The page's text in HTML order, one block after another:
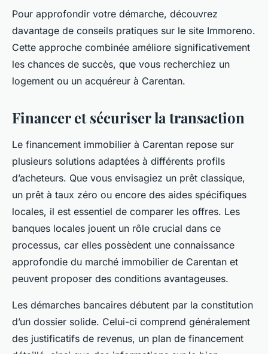
Pour approfondir votre démarche, découvrez
davantage de conseils pratiques sur le site Immoreno.
Cette approche combinée améliore significativement
les chances de succès, que vous recherchiez un
logement ou un acquéreur à Carentan.
Financer et sécuriser la transaction
Le financement immobilier à Carentan repose sur
plusieurs solutions adaptées à différents profils
d’acheteurs. Que vous envisagiez un prêt classique,
un prêt à taux zéro ou encore des aides spécifiques
locales, il est essentiel de comparer les offres. Les
banques locales jouent un rôle crucial dans ce
processus, car elles possèdent une connaissance
approfondie du marché immobilier de Carentan et
peuvent proposer des conditions avantageuses.
Les démarches bancaires débutent par la constitution
d’un dossier solide. Celui-ci comprend généralement
des justificatifs de revenus, un plan de financement